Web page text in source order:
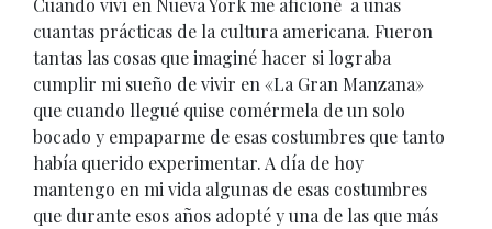
Cuando viví en Nueva York me aficioné a unas
cuantas prácticas de la cultura americana. Fueron
tantas las cosas que imaginé hacer si lograba
cumplir mi sueño de vivir en «La Gran Manzana»
que cuando llegué quise comérmela de un solo
bocado y empaparme de esas costumbres que tanto
había querido experimentar. A día de hoy
mantengo en mi vida algunas de esas costumbres
que durante esos años adopté y una de las que más